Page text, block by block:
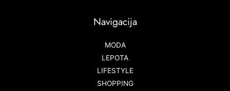
Navigacija
MODA
LEPOTA
LIFESTYLE
SHOPPING